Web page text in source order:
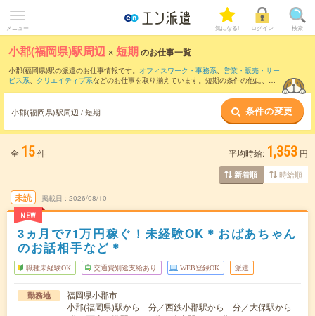
メニュー 気になる! ログイン 検索
小郡(福岡県)駅周辺 ×短期のお仕事一覧
小郡(福岡県)駅の派遣のお仕事情報です。 オフィスワーク・事務系、 営業・販売・サー
ビス系、 クリエイティブ系などのお仕事を取り揃えています。短期の条件の他に、 交
小郡(福岡県)駅周辺 / 短期 条件の変更
全 15件 平均時給: 1,353 円
新着順 時給順
未読
NEW
掲載日 2026/08/10
3ヵ月で71万円稼ぐ！未経験OK＊おばあちゃん
のお話相手など＊
職種未経験OK 交通費別途支給あり WEB登録OK 派遣
勤務地
福岡県小郡市
小郡(福岡県)駅から---分／西鉄小郡駅から---分／大保駅から--